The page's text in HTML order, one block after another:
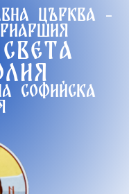
църква -
софийска